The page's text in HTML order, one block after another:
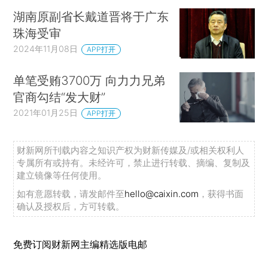
湖南原副省长戴道晋将于广东
珠海受审
2024年11月08日 APP打开
单笔受贿3700万 向力力兄弟
官商勾结“发大财”
2021年01月25日 APP打开
财新网所刊载内容之知识产权为财新传媒及/或相关权利人
专属所有或持有。未经许可，禁止进行转载、摘编、复制及
建立镜像等任何使用。
如有意愿转载，请发邮件至hello@caixin.com ，获得书面
确认及授权后，方可转载。
免费订阅财新网主编精选版电邮